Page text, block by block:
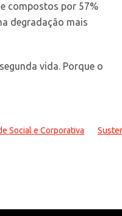
compostos por 57%
degradação mais
vida. Porque o
Social e Corporativa